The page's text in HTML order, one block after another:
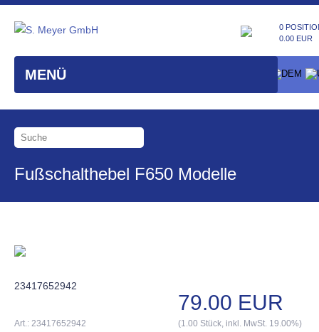
MENÜ
0
0.00 EUR
Fußschalthebel F650 Modelle
23417652942
79.00 EUR
Art.: 23417652942 (1.00 Stück, inkl. MwSt. 19.00%)